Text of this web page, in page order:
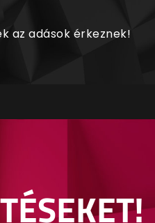
az adások érkeznek!